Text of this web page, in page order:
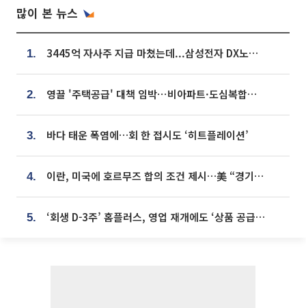
많이 본 뉴스
1. 3445억 자사주 지급 마쳤는데...삼성전자 DX노조, 뒤늦은 '떼쓰기 집회'
2. 영끌 '주택공급' 대책 임박⋯비아파트·도심복합까지 총동원
3. 바다 태운 폭염에…회 한 접시도 ‘히트플레이션’
4. 이란, 미국에 호르무즈 합의 조건 제시…美 “경기 아직 안 끝나” [종합]
5. ‘회생 D-3주’ 홈플러스, 영업 재개에도 ‘상품 공급망’ 복구가 생존 관건